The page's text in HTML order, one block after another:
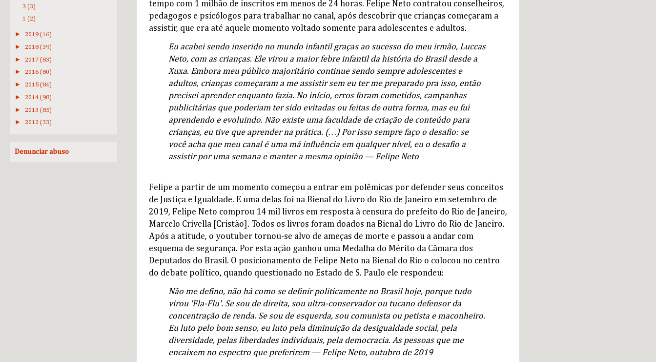
tempo com 1 milhão de inscritos em menos de 24 horas. Felipe Neto contratou conselheiros,
pedagogos e psicólogos para trabalhar no canal, após descobrir que crianças começaram a
assistir, que era até aquele momento voltado somente para adolescentes e adultos.
Eu acabei sendo inserido no mundo infantil graças ao sucesso do meu irmão, Luccas
Neto, com as crianças. Ele virou a maior febre infantil da história do Brasil desde a
Xuxa. Embora meu público majoritário continue sendo sempre adolescentes e
adultos, crianças começaram a me assistir sem eu ter me preparado pra isso, então
precisei aprender enquanto fazia. No início, erros foram cometidos, campanhas
publicitárias que poderiam ter sido evitadas ou feitas de outra forma, mas eu fui
aprendendo e evoluindo. Não existe uma faculdade de criação de conteúdo para
crianças, eu tive que aprender na prática. (…) Por isso sempre faço o desafio: se
você acha que meu canal é uma má influência em qualquer nível, eu o desafio a
assistir por uma semana e manter a mesma opinião — Felipe Neto
Felipe a partir de um momento começou a entrar em polêmicas por defender seus conceitos
de Justiça e Igualdade. E uma delas foi na Bienal do Livro do Rio de Janeiro em setembro de
2019, Felipe Neto comprou 14 mil livros em resposta à censura do prefeito do Rio de Janeiro,
Marcelo Crivella [Cristão]. Todos os livros foram doados na Bienal do Livro do Rio de Janeiro.
Após a atitude, o youtuber tornou-se alvo de ameças de morte e passou a andar com
esquema de segurança. Por esta ação ganhou uma Medalha do Mérito da Câmara dos
Deputados do Brasil. O posicionamento de Felipe Neto na Bienal do Rio o colocou no centro
do debate político, quando questionado no Estado de S. Paulo ele respondeu:
Não me defino, não há como se definir politicamente no Brasil hoje, porque tudo
virou 'Fla-Flu'. Se sou de direita, sou ultra-conservador ou tucano defensor da
concentração de renda. Se sou de esquerda, sou comunista ou petista e maconheiro.
Eu luto pelo bom senso, eu luto pela diminuição da desigualdade social, pela
diversidade, pelas liberdades individuais, pela democracia. As pessoas que me
encaixem no espectro que preferirem — Felipe Neto, outubro de 2019
3 (3)
1 (2)
► 2019 (16)
► 2018 (39)
► 2017 (83)
► 2016 (80)
► 2015 (84)
► 2014 (98)
► 2013 (85)
► 2012 (33)
Denunciar abuso